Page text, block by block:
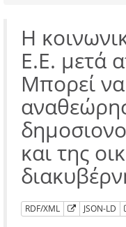
Η
Ε.Ε. μετά
Μπορεί
και της
RDF/XML JSON-LD